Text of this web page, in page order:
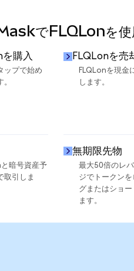
でFLQLonを使
を購入
ップで始め
FLQLonを売
FLQLonを現金
します。
と暗号資産予
取引しま
無期限先物
最大50倍のレ
ジでトークンを
グまたはショー
ます。